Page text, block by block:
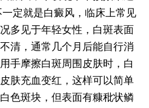
定就是白癜风，临床上常见
多见于年轻女性，白斑表面
清，通常几个月后能自行消
手摩擦白斑周围皮肤时，白
肤充血变红，这样可以简单
色斑块，但表面有糠秕状鳞